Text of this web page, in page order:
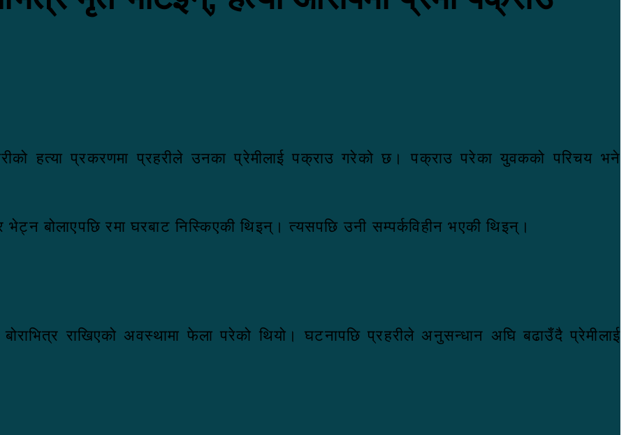
हत्या प्रकरणमा प्रहरीले उनका प्रेमीलाई पक्राउ गरेको छ। पक्राउ परेका युवकको परिचय भने
बोलाएपछि रमा घरबाट निस्किएकी थिइन्। त्यसपछि उनी सम्पर्कविहीन भएकी थिइन्।
राखिएको अवस्थामा फेला परेको थियो। घटनापछि प्रहरीले अनुसन्धान अघि बढाउँदै प्रेमीलाई